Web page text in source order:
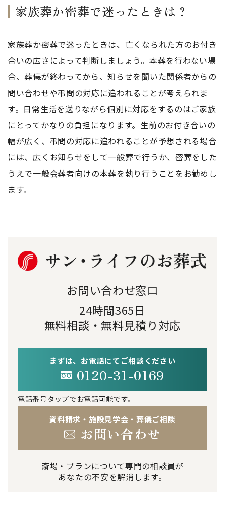
家族葬か密葬で迷ったときは？
家族葬か密葬で迷ったときは、亡くなられた方のお付き
合いの広さによって判断しましょう。本葬を行わない場
合、葬儀が終わってから、知らせを聞いた関係者からの
問い合わせや弔問の対応に追われることが考えられま
す。日常生活を送りながら個別に対応をするのはご家族
にとってかなりの負担になります。生前のお付き合いの
幅が広く、弔問の対応に追われることが予想される場合
には、広くお知らせをして一般葬で行うか、密葬をした
うえで一般会葬者向けの本葬を執り行うことをお勧めし
ます。
お問い合わせ窓口
24時間365日
無料相談・無料見積り対応
まずは、お電話にてご相談ください
0120-31-0169
電話番号タップでお電話可能です。
資料請求・施設見学会・葬儀ご相談
お問い合わせ
斎場・プランについて専門の相談員が
あなたの不安を解消します。